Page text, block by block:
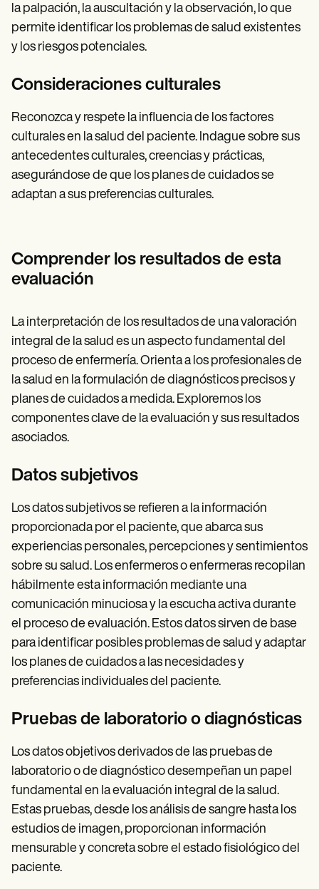
la palpación, la auscultación y la observación, lo que
permite identificar los problemas de salud existentes
y los riesgos potenciales.
Consideraciones culturales
Reconozca y respete la influencia de los factores
culturales en la salud del paciente. Indague sobre sus
antecedentes culturales, creencias y prácticas,
asegurándose de que los planes de cuidados se
adaptan a sus preferencias culturales.
Comprender los resultados de esta
evaluación
La interpretación de los resultados de una valoración
integral de la salud es un aspecto fundamental del
proceso de enfermería. Orienta a los profesionales de
la salud en la formulación de diagnósticos precisos y
planes de cuidados a medida. Exploremos los
componentes clave de la evaluación y sus resultados
asociados.
Datos subjetivos
Los datos subjetivos se refieren a la información
proporcionada por el paciente, que abarca sus
experiencias personales, percepciones y sentimientos
sobre su salud. Los enfermeros o enfermeras recopilan
hábilmente esta información mediante una
comunicación minuciosa y la escucha activa durante
el proceso de evaluación. Estos datos sirven de base
para identificar posibles problemas de salud y adaptar
los planes de cuidados a las necesidades y
preferencias individuales del paciente.
Pruebas de laboratorio o diagnósticas
Los datos objetivos derivados de las pruebas de
laboratorio o de diagnóstico desempeñan un papel
fundamental en la evaluación integral de la salud.
Estas pruebas, desde los análisis de sangre hasta los
estudios de imagen, proporcionan información
mensurable y concreta sobre el estado fisiológico del
paciente.